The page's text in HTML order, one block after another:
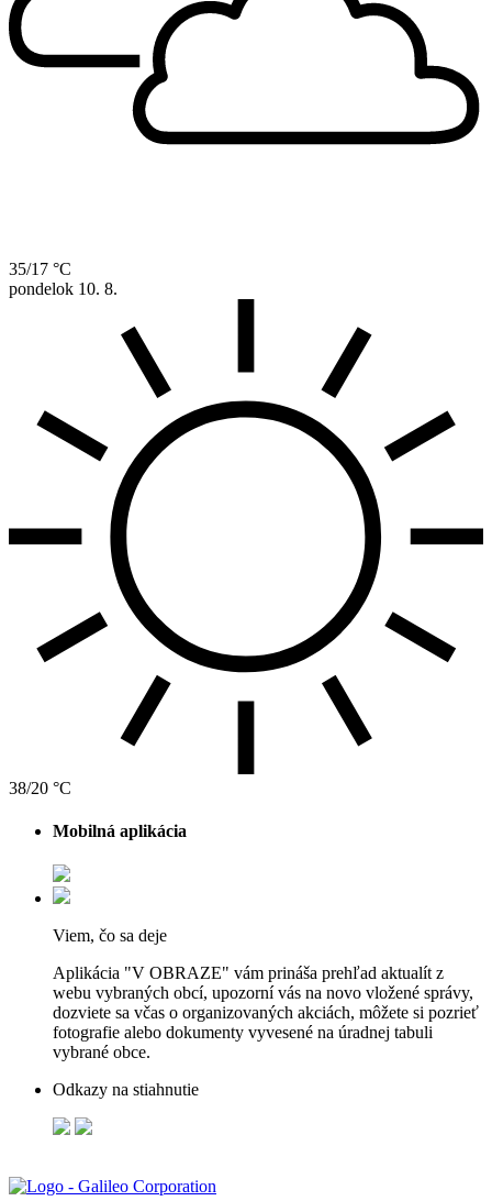
35/17 °C
pondelok 10. 8.
38/20 °C
Mobilná aplikácia
Viem, čo sa deje
Aplikácia "V OBRAZE" vám prináša prehľad aktualít z
webu vybraných obcí, upozorní vás na novo vložené správy,
dozviete sa včas o organizovaných akciách, môžete si pozrieť
fotografie alebo dokumenty vyvesené na úradnej tabuli
vybrané obce.
Odkazy na stiahnutie